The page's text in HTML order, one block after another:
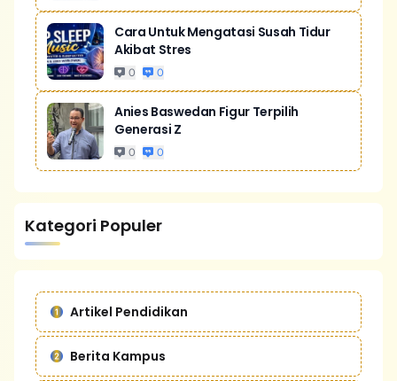
Cara Untuk Mengatasi Susah Tidur
Akibat Stres
0 0
Anies Baswedan Figur Terpilih
Generasi Z
0 0
Kategori Populer
Artikel Pendidikan
Berita Kampus